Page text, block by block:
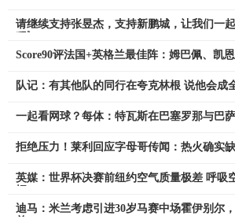
请继续支持张昱杰，支持新鹏城，让我们一
Score90评法国+英格兰最佳阵：姆巴佩、凯
队记：有其他队的同行在夸克林根 说他会成
一起看网球？每体：特瓦斯在巴塞罗那与巴
拒绝压力！莱利回应字母哥传闻：热火确实
英媒：世界杯决赛前纽约空气质量极差 呼吸
迪马：米兰考虑引进30岁马赛中场霍伊别尔